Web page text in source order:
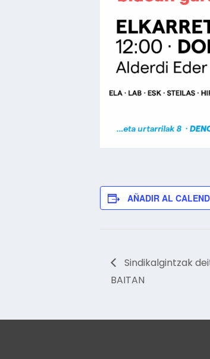
AÑADIR AL
Sindikalgintzak
BAITAN